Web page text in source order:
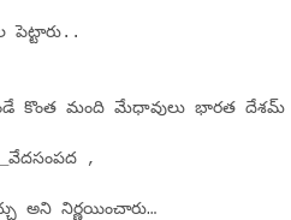
పెట్టారు..
కొంత మంది మేధావులు భారత దేశమ్
,
అని నిర్ణయించారు…